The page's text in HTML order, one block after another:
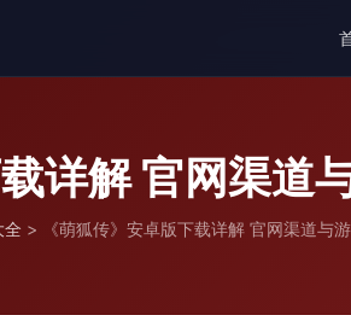
详解 官网渠道
全 > 《萌狐传》安卓版下载详解 官网渠道与